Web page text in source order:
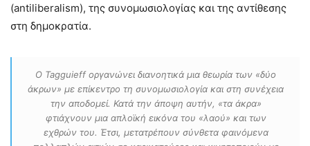
(antiliberalism), της συνομωσιολογίας και της αντίθεσης
στη δημοκρατία.
Ο Tagguieff οργανώνει διανοητικά μια θεωρία των «δύο
άκρων» με επίκεντρο τη συνομωσιολογία και στη συνέχεια
την αποδομεί. Κατά την άποψη αυτήν, «τα άκρα»
φτιάχνουν μια απλοϊκή εικόνα του «λαού» και των
εχθρών του. Έτσι, μετατρέπουν σύνθετα φαινόμενα